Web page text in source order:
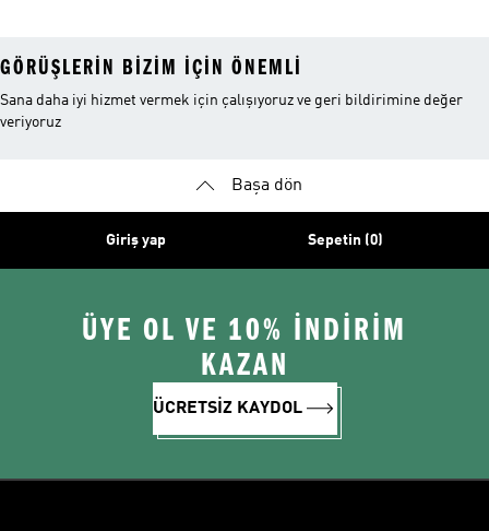
GÖRÜŞLERIN BIZIM IÇIN ÖNEMLI
Sana daha iyi hizmet vermek için çalışıyoruz ve geri bildirimine değer
veriyoruz
Başa dön
Giriş yap Sepetin (0)
ÜYE OL VE 10% İNDİRİM
KAZAN
ÜCRETSİZ KAYDOL